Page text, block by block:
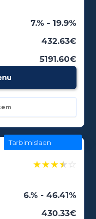
7.% - 19.9%
432.63€
5191.60€
★★★★☆
6.% - 46.41%
430.33€
Tarbimislaen